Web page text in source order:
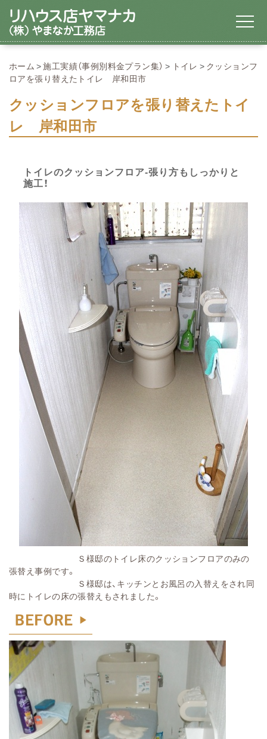
ホーム 施工実績（事例別料金プラン集） トイレ
クッションフ
ロアを張り替えたトイレ 岸和田市
クッションフロアを張り替えたトイ
レ 岸和田市
トイレのクッションフロア-張り方もしっかりと
施工！
Ｓ様邸のトイレ床のクッションフロアのみの
張替え事例です。
Ｓ様邸は、キッチンとお風呂の入替えをされ同
時にトイレの床の張替えもされました。